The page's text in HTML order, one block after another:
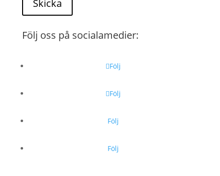
Skicka
Följ oss på socialamedier:
Följ
Följ
Följ
Följ